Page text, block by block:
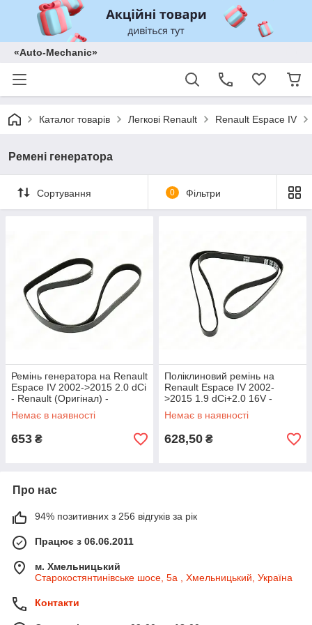
«Auto-Mechanic»
Каталог товарів Легкові Renault Renault Espace IV
Ремені генератора
Сортування 0 Фільтри
Ремінь генератора на Renault
Espace IV 2002->2015 2.0 dCi
- Renault (Оригінал) -
119200054R
Немає в наявності
653 ₴
Поліклиновий ремінь на
Renault Espace IV 2002-
>2015 1.9 dCi+2.0 16V -
Dayco - DAY7PK1784
Немає в наявності
628,50 ₴
Про нас
94% позитивних з 256 відгуків за рік
Працює з 06.06.2011
м. Хмельницький
Старокостянтинівське шосе, 5а , Хмельницький, Україна
Контакти